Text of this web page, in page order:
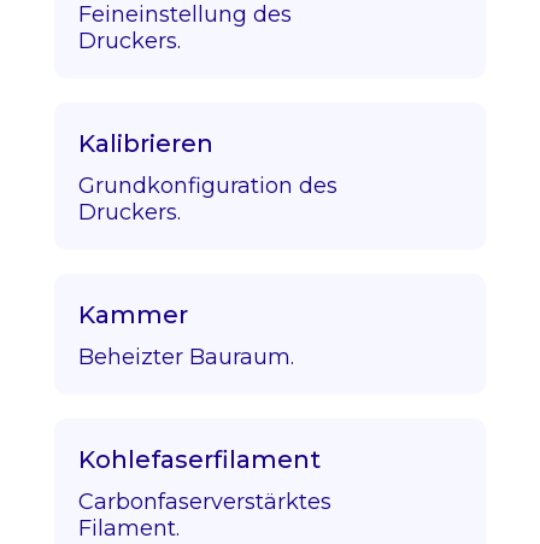
Feineinstellung des
Druckers.
Kalibrieren
Grundkonfiguration des
Druckers.
Kammer
Beheizter Bauraum.
Kohlefaserfilament
Carbonfaserverstärktes
Filament.